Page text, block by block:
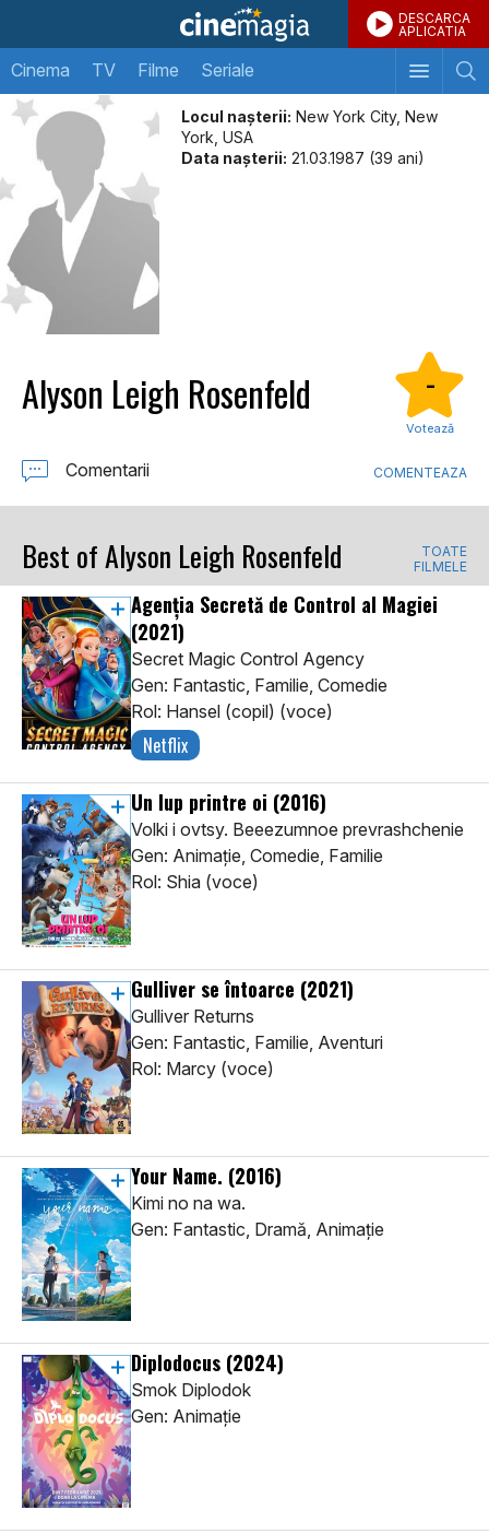
DESCARCA
APLICATIA
Cinema TV Filme Seriale
Locul naşterii: New York City, New
York, USA
Data naşterii: 21.03.1987 (39 ani)
Alyson Leigh Rosenfeld -
Votează
Comentarii COMENTEAZA
Best of Alyson Leigh Rosenfeld
TOATE
FILMELE
Agenția Secretă de Control al Magiei
(2021)
Secret Magic Control Agency
Gen: Fantastic, Familie, Comedie
Rol: Hansel (copil) (voce)
Netflix
Un lup printre oi (2016)
Volki i ovtsy. Beeezumnoe prevrashchenie
Gen: Animaţie, Comedie, Familie
Rol: Shia (voce)
Gulliver se întoarce (2021)
Gulliver Returns
Gen: Fantastic, Familie, Aventuri
Rol: Marcy (voce)
Your Name. (2016)
Kimi no na wa.
Gen: Fantastic, Dramă, Animaţie
Diplodocus (2024)
Smok Diplodok
Gen: Animaţie